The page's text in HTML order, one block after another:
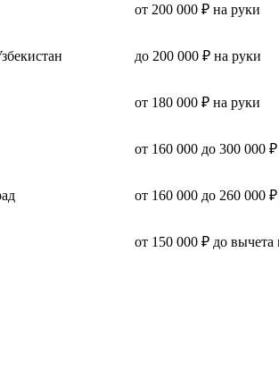
от 200 000 ₽ на руки
до 200 000 ₽ на руки
от 180 000 ₽ на руки
от 160 000 до 300 000
от 160 000 до 260 000
от 150 000 ₽ до вычета